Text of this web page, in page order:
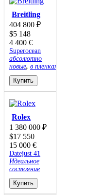
Breitling
404 800 ₽
$5 148
4 400 €
Superocean
абсолютно
новые, в пленках
Купить
Rolex
1 380 000 ₽
$17 550
15 000 €
Datejust 41
Идеальное
состояние
Купить